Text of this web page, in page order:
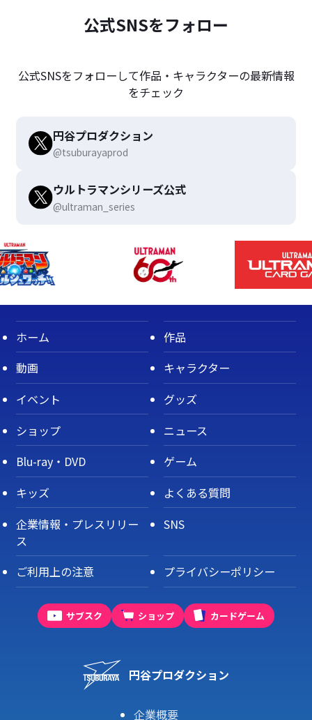
公式SNSをフォロー
公式SNSをフォローして作品・キャラクターの最新情報
をチェック
円谷プロダクション
@tsuburayaprod
ウルトラマンシリーズ公式
@ultraman_series
ホーム
作品
動画
キャラクター
イベント
グッズ
ショップ
ニュース
Blu-ray・DVD
ゲーム
キッズ
よくある質問
企業情報・プレスリリー
ス
SNS
ご利用上の注意 プライバシーポリシー
サブスク ショップ カードゲーム
円谷プロダクション
企業概要